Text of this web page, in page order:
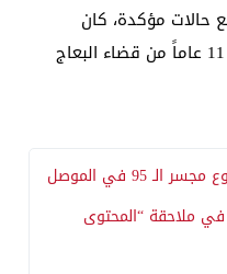
حالات مؤكدة، كان
أحدثها إصابة طفل يبلغ من العمر 11 عاماً من قضاء البعاج
95 في الموصل
في ملاحقة “المحتوى